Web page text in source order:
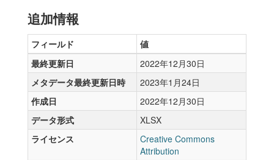
追加情報
フィールド
値
最終更新日
2022年12月30日
メタデータ最終更新日時
2023年1月24日
作成日
2022年12月30日
データ形式
XLSX
ライセンス
Creative Commons
Attribution